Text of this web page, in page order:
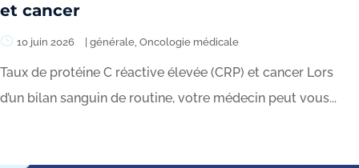
et cancer
10 juin 2026 générale, Oncologie médicale
Taux de protéine C réactive élevée (CRP) et cancer Lors
d’un bilan sanguin de routine, votre médecin peut vous...